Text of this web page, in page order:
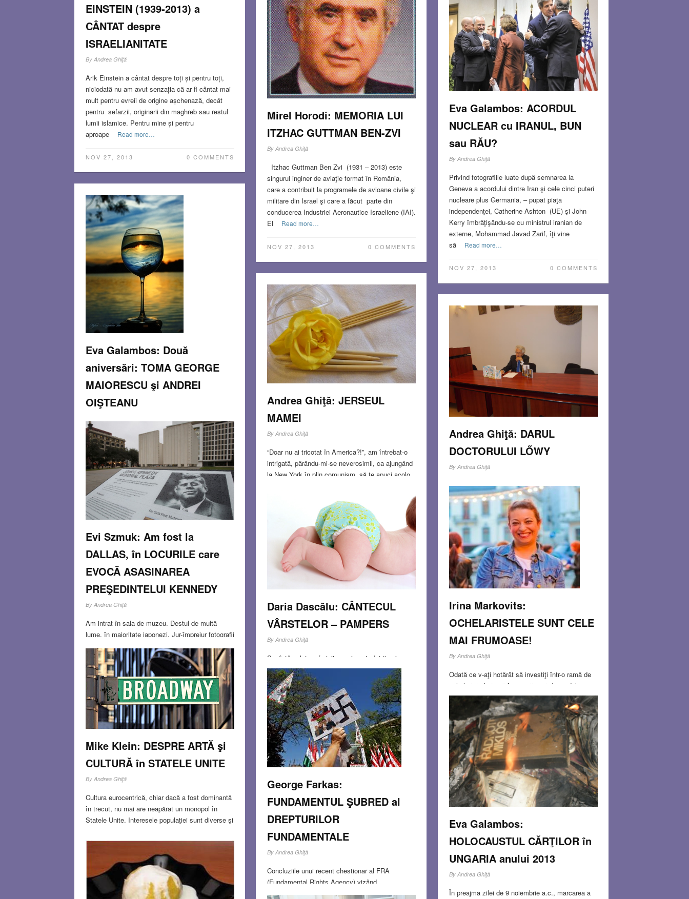
EINSTEIN (1939-2013) a
CÂNTAT despre
ISRAELIANITATE
By Andrea Ghiţă
Arik Einstein a cântat despre toți și pentru toți,
niciodată nu am avut senzația că ar fi cântat mai
mult pentru evreii de origine așchenază, decât
pentru sefarzii, originarii din maghreb sau restul
lumii islamice. Pentru mine și pentru
aproape
Read more…
NOV 27, 2013 0 COMMENTS
Mirel Horodi: MEMORIA LUI
ITZHAC GUTTMAN BEN-ZVI
By Andrea Ghiţă
Itzhac Guttman Ben Zvi (1931 – 2013) este
singurul inginer de aviaţie format în România,
care a contribuit la programele de avioane civile şi
militare din Israel şi care a făcut parte din
conducerea Industriei Aeronautice Israeliene (IAI).
El
Read more…
NOV 27, 2013 0 COMMENTS
Eva Galambos: ACORDUL
NUCLEAR cu IRANUL, BUN
sau RĂU?
By Andrea Ghiţă
Privind fotografiile luate după semnarea la
Geneva a acordului dintre Iran şi cele cinci puteri
nucleare plus Germania, – pupat piaţa
independenţei, Catherine Ashton (UE) şi John
Kerry îmbrăţişându-se cu ministrul iranian de
externe, Mohammad Javad Zarif, îţi vine
să
Read more…
NOV 27, 2013 0 COMMENTS
Eva Galambos: Două
aniversări: TOMA GEORGE
MAIORESCU şi ANDREI
OIŞTEANU
Doi dintre intelectualii creatori din România au
împlinit sau împlinesc ceea ce numim „vârstă
rotundă”: primul 85 de ani, cel de-al doilea -65.
Credem că merită să-i evocăm şi le dedicăm
câteva cuvinte de mulţumire pentru ceea ce au
făcut
Read more…
NOV 26, 2013 0 COMMENTS
Andrea Ghiţă: JERSEUL
MAMEI
By Andrea Ghiţă
“Doar nu ai tricotat în America?!”, am întrebat-o
intrigată, părându-mi-se neverosimil, ca ajungând
la New York în plin comunism, să te apuci acolo
îmi răspunse Mama în modul cel mai firesc
Read more…
NOV 26, 2013 2 COMMENTS
Andrea Ghiţă: DARUL
DOCTORULUI LŐWY
By Andrea Ghiţă
La împlinirea vârstei de 88 de ani, doctorul Carol
Löwy – al cărui nume emblematic a definit vocaţia
de pediatru pentru mai multe generaţii ale Clujului
– şi-a lansat noul volum întitulat: „Egy szál
tulipán” (Un fir de lalea), ca
Read more…
NOV 26, 2013 0 COMMENTS
Evi Szmuk: Am fost la
DALLAS, în LOCURILE care
EVOCĂ ASASINAREA
PREŞEDINTELUI KENNEDY
By Andrea Ghiţă
Am intrat în sala de muzeu. Destul de multă
lume, în majoritate japonezi. Jur-împrejur fotografii
și desigur înmormântarea defunctului preşedinte.
Într-un colț, exact de unde se trăsese cu arma, o
cabină cu pereți
Read more…
NOV 26, 2013 0 COMMENTS
Irina Markovits:
OCHELARISTELE SUNT CELE
MAI FRUMOASE!
By Andrea Ghiţă
Odată ce v-aţi hotărât să investiţi într-o ramă de
ochelari, trebuie să încercaţi zeci de modele.
Dacă s-ar ţine cont doar de fizionomie (ovalul
fetei), ar fi simplu. Dar mai este vorba de forma şi
lungimea nasului, volumul coafurii,
culoarea
Read more…
NOV 26, 2013 0 COMMENTS
Daria Dascălu: CÂNTECUL
VÂRSTELOR – PAMPERS
By Andrea Ghiţă
S-a întâmplat un fericit eveniment: doi tineri s-au
dus într-o zi la maternitate şi după un timp s-au
întors trei. Puţin înaintea marii zile, întreaga
familie de la părinţi la bunici, până la verii de
gradul III, a fost cuprinsă
Read more…
NOV 26, 2013 0 COMMENTS
Mike Klein: DESPRE ARTĂ şi
CULTURĂ în STATELE UNITE
By Andrea Ghiţă
Cultura eurocentrică, chiar dacă a fost dominantă
în trecut, nu mai are neapărat un monopol în
Statele Unite. Interesele populaţiei sunt diverse şi
americanii sunt “inculţi” este o aberaţie. Interesele
Read more…
NOV 26, 2013 0 COMMENTS
George Farkas:
FUNDAMENTUL ŞUBRED al
DREPTURILOR
FUNDAMENTALE
By Andrea Ghiţă
Concluziile unui recent chestionar al FRA
(Fundamental Rights Agency) vizând
antisemitismul, ca problemă a existenţei
Eva Galambos:
HOLOCAUSTUL CĂRŢILOR în
UNGARIA anului 2013
By Andrea Ghiţă
În preajma zilei de 9 noiembrie a.c., marcarea a